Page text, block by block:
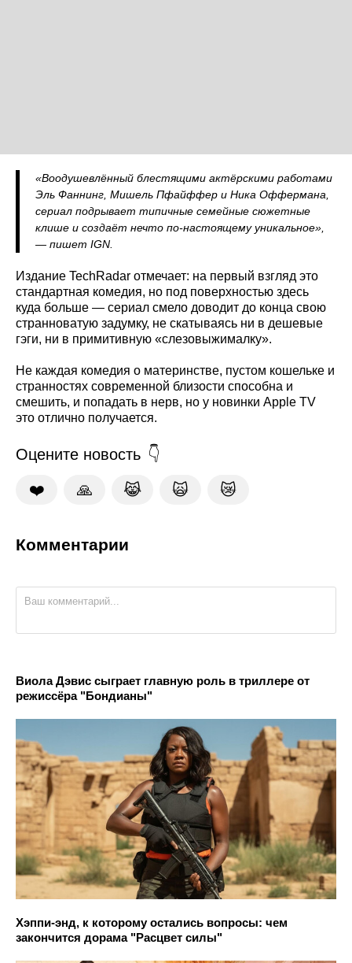
«Воодушевлённый блестящими актёрскими работами
Эль Фаннинг, Мишель Пфайффер и Ника Оффермана,
сериал подрывает типичные семейные сюжетные
клише и создаёт нечто по-настоящему уникальное»,
— пишет IGN.
Издание TechRadar отмечает: на первый взгляд это
стандартная комедия, но под поверхностью здесь
куда больше — сериал смело доводит до конца свою
странноватую задумку, не скатываясь ни в дешевые
гэги, ни в примитивную «слезовыжималку».
Не каждая комедия о материнстве, пустом кошельке и
странностях современной близости способна и
смешить, и попадать в нерв, но у новинки Apple TV
это отлично получается.
Оцените новость
❤️ 🙏 😹 🙀 😿
Комментарии
Виола Дэвис сыграет главную роль в триллере от
режиссёра "Бондианы"
Хэппи-энд, к которому остались вопросы: чем
закончится дорама "Расцвет силы"